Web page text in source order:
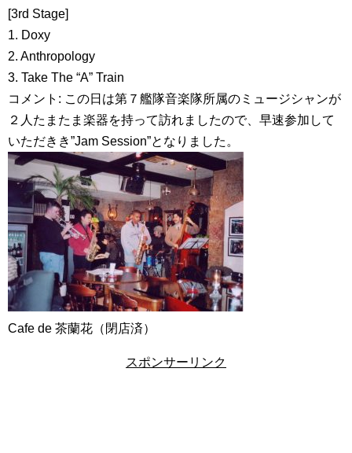
[3rd Stage]
1. Doxy
2. Anthropology
3. Take The “A” Train
コメント: この日は第７艦隊音楽隊所属のミュージシャンが
２人たまたま楽器を持って訪れましたので、早速参加して
いただきき”Jam Session”となりました。
Cafe de 茶蘭花（閉店済）
スポンサーリンク